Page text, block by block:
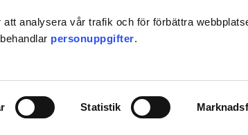
analysera vår trafik och för förbättra
personuppgifter.
Statistik
010-453 40 00
Fax 010-453 40 50
202100-4508